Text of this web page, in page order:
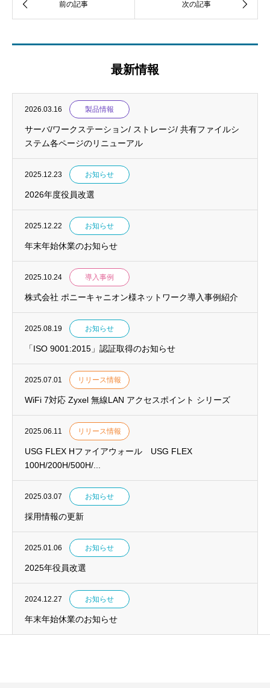
最新情報
2026.03.16 製品情報
サーバ/ワークステーション/ ストレージ/ 共有ファイルシ
ステム各ページのリニューアル
2025.12.23 お知らせ
2026年度役員改選
2025.12.22 お知らせ
年末年始休業のお知らせ
2025.10.24 導入事例
株式会社 ポニーキャニオン様ネットワーク導入事例紹介
2025.08.19 お知らせ
「ISO 9001:2015」認証取得のお知らせ
2025.07.01 リリース情報
WiFi 7対応 Zyxel 無線LAN アクセスポイント シリーズ
2025.06.11 リリース情報
USG FLEX Hファイアウォール USG FLEX
100H/200H/500H/...
2025.03.07 お知らせ
採用情報の更新
2025.01.06 お知らせ
2025年役員改選
2024.12.27 お知らせ
年末年始休業のお知らせ